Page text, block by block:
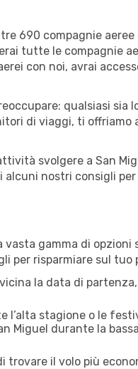
690 compagnie
tutte le compagnie
con noi, avrai
qualsiasi sia
di viaggi, ti
svolgere a San
alcuni nostri consigli
gamma di opzioni
per risparmiare sul tuo
la data di
l’alta stagione o le
Miguel durante la
il volo più